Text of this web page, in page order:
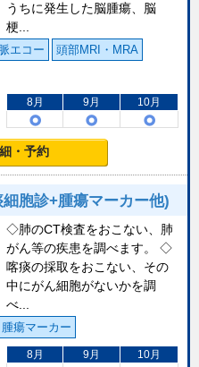
うちに発生した脳腫瘍、脳
梗...
エコー
頭部MRI・MRA
8月 9月 10月
・予約
胞診+腫瘍マーカー他)
◇肺のCT検査をおこない、肺
がん等の疾患を調べます。 ◇
喀痰の採取をおこない、その
中にがん細胞がないかを調
べ...
腫瘍マーカー
8月 9月 10月